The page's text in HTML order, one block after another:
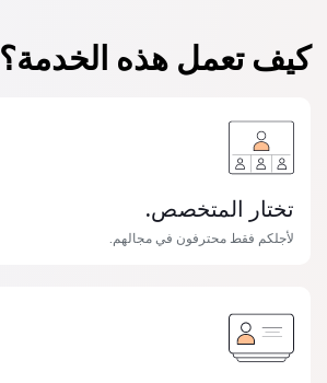
كيف تعمل هذه الخدمة؟
تختار المتخصص.
لأجلكم فقط محترفون في مجالهم.